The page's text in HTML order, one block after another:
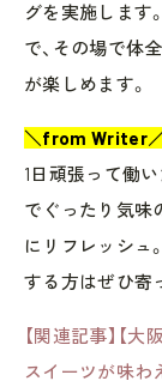
グを実施します
で、その場で体
が楽しめます。
＼from Writer
1日頑張って働
でぐったり気味
にリフレッシュ
する方はぜひ寄
【関連記事】【
スイーツが味わ